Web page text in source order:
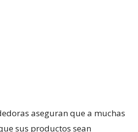
aseguran que a muchas
sus productos sean